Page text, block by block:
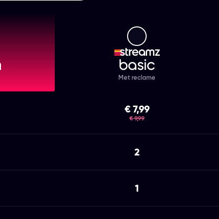
Premium Streamz Basic
Met reclame
€ 7,99
was
€ 9,99
2
1